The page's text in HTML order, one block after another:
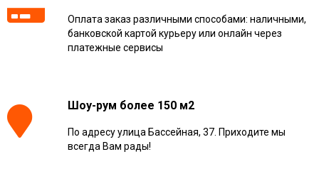
Оплата заказ различными способами: наличными,
банковской картой курьеру или онлайн через
платежные сервисы
Шоу-рум более 150 м2
По адресу улица Бассейная, 37. Приходите мы
всегда Вам рады!